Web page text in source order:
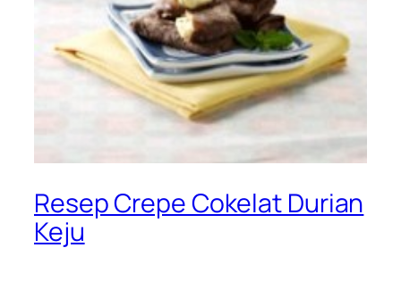
Resep Crepe Cokelat Durian
Keju